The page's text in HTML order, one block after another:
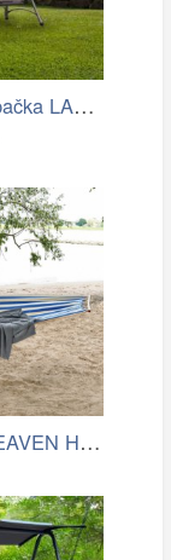
Zahradní houpačka LAMIA Tempo Kondela
SHOW ME HEAVEN Houpací síť, pruhy…